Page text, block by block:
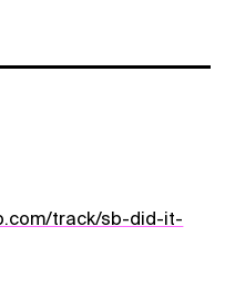
track/sb-did-it-